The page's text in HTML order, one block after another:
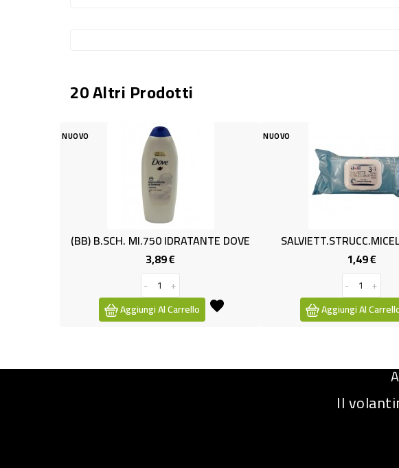
20 Altri Prodotti
B.SCH. Ml.750 IDRATANTE DOVE
Aggiungi Al Carrello
SALVIETT.STRUCC.MICELLARI X72
Aggiungi Al Carrello
Il